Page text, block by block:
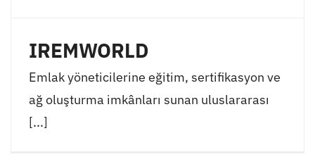
IREMWORLD
Emlak yöneticilerine eğitim, sertifikasyon ve
ağ oluşturma imkânları sunan uluslararası
[...]